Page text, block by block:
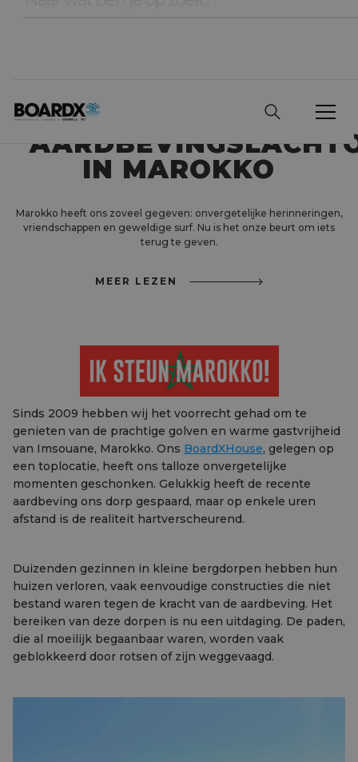
TOT STEUN VOOR
IN MAROKKO
Marokko heeft ons zoveel gegeven: onvergetelijke herinneringen,
vriendschappen en geweldige surf. Nu is het onze beurt om iets
terug te geven.
MEER LEZEN
Sinds 2009 hebben wij het voorrecht gehad om te
genieten van de prachtige golven en warme gastvrijheid
van Imsouane, Marokko. Ons BoardXHouse, gelegen op
een toplocatie, heeft ons talloze onvergetelijke
momenten geschonken. Gelukkig heeft de recente
aardbeving ons dorp gespaard, maar op enkele uren
afstand is de realiteit hartverscheurend.
Duizenden gezinnen in kleine bergdorpen hebben hun
huizen verloren, vaak eenvoudige constructies die niet
bestand waren tegen de kracht van de aardbeving. Het
bereiken van deze dorpen is nu een uitdaging. De paden,
die al moeilijk begaanbaar waren, worden vaak
geblokkeerd door rotsen of zijn weggevaagd.